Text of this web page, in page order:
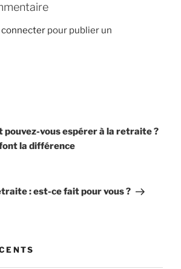
connecter pour publier un
pouvez-vous espérer à la retraite ?
la différence
: est-ce fait pour vous ?